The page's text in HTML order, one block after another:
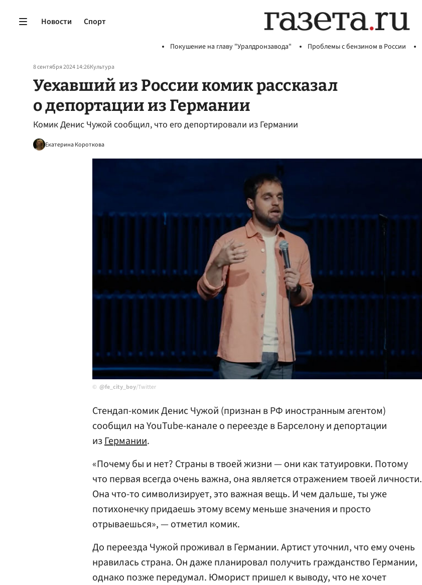
Новости Спорт
Покушение на главу "Уралдронзавода" Проблемы с бензином в России
8 сентября 2024 14:26Культура
Уехавший из России комик рассказал
о депортации из Германии
Комик Денис Чужой сообщил, что его депортировали из Германии
Екатерина Короткова
@fe_city_boy/Twitter
Стендап-комик Денис Чужой (признан в РФ иностранным агентом)
сообщил на YouTube-канале о переезде в Барселону и депортации
изГермании.
«Почему бы и нет? Страны в твоей жизни — они как татуировки. Потому
что первая всегда очень важна, она является отражением твоей личности.
Она что-то символизирует, это важная вещь. И чем дальше, ты уже
потихонечку придаешь этому всему меньше значения и просто
отрываешься», — отметил комик.
До переезда Чужой проживал в Германии. Артист уточнил, что ему очень
нравилась страна. Он даже планировал получить гражданство Германии,
однако позже передумал. Юморист пришел к выводу, что не хочет